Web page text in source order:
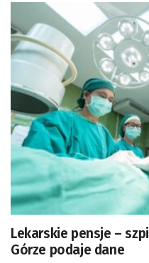
Lekarskie pensje –
Górze podaje dane